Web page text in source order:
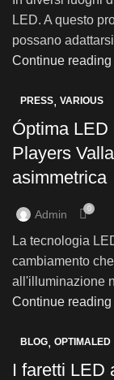
LED. A questo
possano
Continue reading
PRESS, VARIOUS
Óptima
Players
asimmetrica
Admin 0
La tecnologia
cambiamento
all'illuminazione
Continue reading
BLOG, OPTIMALED
I faretti LED